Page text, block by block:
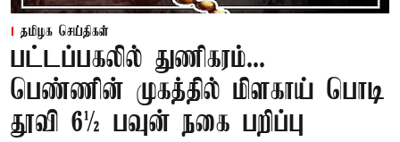
தமிழக செய்திகள்
பட்டப்பகலில் துணிகரம்...
பெண்ணின் முகத்தில் மிளகாய் பொடி
தூவி 6½ பவுன் நகை பறிப்பு